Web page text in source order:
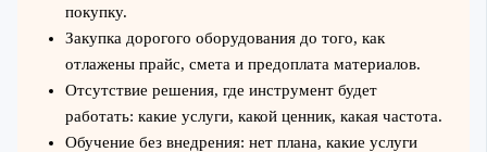
покупку.
Закупка дорогого оборудования до того, как
отлажены прайс, смета и предоплата материалов.
Отсутствие решения, где инструмент будет
работать: какие услуги, какой ценник, какая частота.
Обучение без внедрения: нет плана, какие услуги